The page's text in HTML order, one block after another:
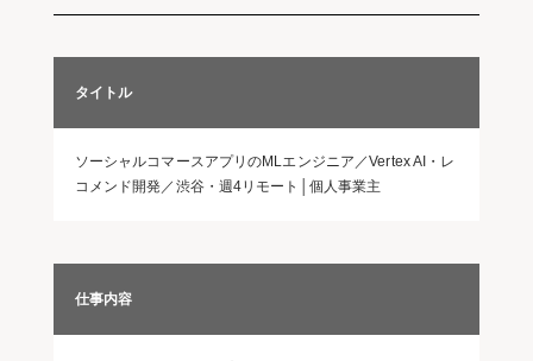
タイトル
ソーシャルコマースアプリのMLエンジニア／Vertex AI・レ
コメンド開発／渋谷・週4リモート│個人事業主
仕事内容